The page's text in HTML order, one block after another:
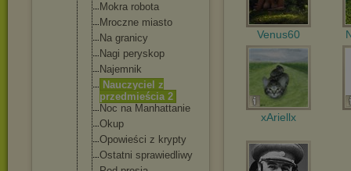
Mokra robota
Mroczne miasto
Na granicy
Nagi peryskop
Najemnik
Nauczyciel z
przedmieścia 2
Noc na Manhattanie
Okup
Opowieści z krypty
Ostatni sprawiedliwy
Venus60
xAriellx